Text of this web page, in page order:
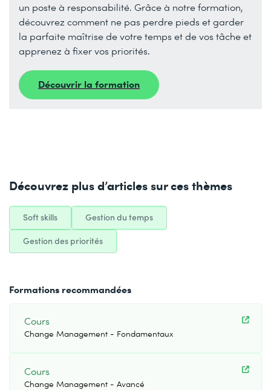
un poste à responsabilité. Grâce à notre formation,
découvrez comment ne pas perdre pieds et garder
la parfaite maîtrise de votre temps et de vos tâche et
apprenez à fixer vos priorités.
Découvrir la formation
Découvrez plus d’articles sur ces thèmes
Soft skills Gestion du temps
Gestion des priorités
Formations recommandées
Cours
Change Management - Fondamentaux
Cours
Change Management - Avancé